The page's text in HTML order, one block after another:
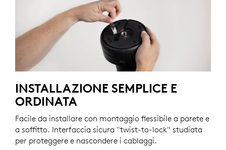
INSTALLAZIONE SEMPLICE E
ORDINATA
Facile da installare con montaggio flessibile a parete e
a soffitto. Interfaccia sicura "twist-to-lock" studiata
per proteggere e nascondere i cablaggi.